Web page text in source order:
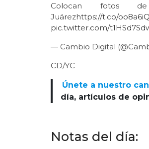
Colocan fotos
Juárezhttps://t.co/
pic.twitter.com/
— Cambio Digital
CD/YC
Únete a nuestro
día, artículos de
Notas del día: